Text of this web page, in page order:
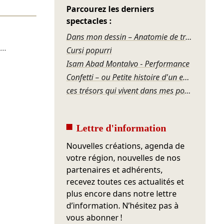
…
Parcourez les derniers
spectacles :
Dans mon dessin – Anatomie de transition #1
Cursi popurrí
Isam Abad Montalvo - Performance
Confetti – ou Petite histoire d'un effondrement
ces trésors qui vivent dans mes poches
Lettre d'information
Nouvelles créations, agenda de
votre région, nouvelles de nos
partenaires et adhérents,
recevez toutes ces actualités et
plus encore dans notre lettre
d’information. N’hésitez pas à
vous abonner !